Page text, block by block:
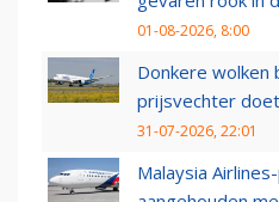
01-08-2026, 8:00
Donkere wolken
prijsvechter
31-07-2026, 22:01
Malaysia